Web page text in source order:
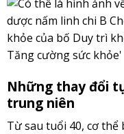
Những thay đổi
trung niên
Từ sau tuổi 40, cơ